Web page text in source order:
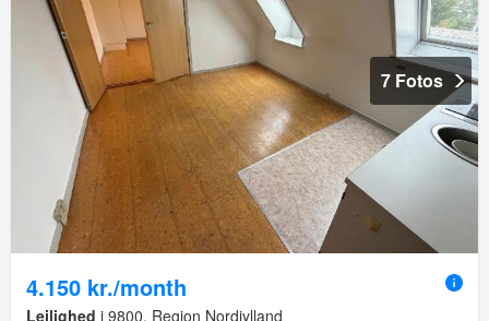
7 Fotos
4.150 kr./month
Lejlighed i 9800, Region Nordjylland